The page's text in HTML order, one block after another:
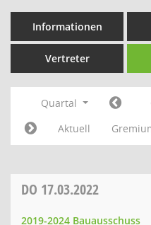
Informationen
Vertreter
Quartal
Aktuell
DO 17.03.2022
2019-2024 Bauausschuss